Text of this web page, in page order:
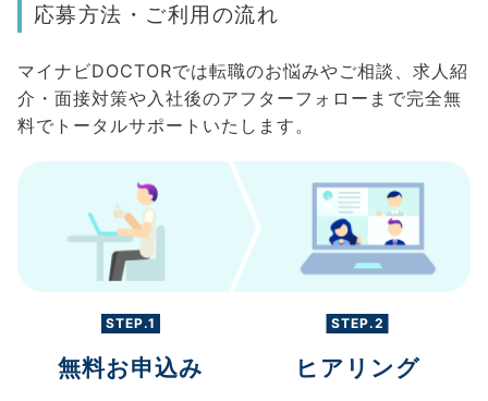
応募方法・ご利用の流れ
マイナビDOCTORでは転職のお悩みやご相談、求人紹
介・面接対策や入社後のアフターフォローまで完全無
料でトータルサポートいたします。
STEP.1
無料お申込み
STEP.2
ヒアリング